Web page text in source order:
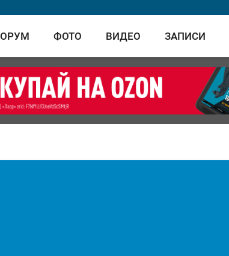
ФОТО ВИДЕО ЗАПИСИ